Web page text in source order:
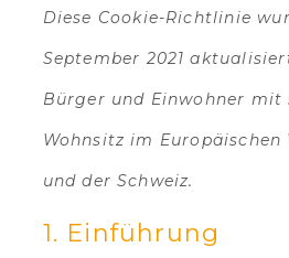
Diese Cookie-Richtlinie
September 2021
Bürger und Einwohner mit
Wohnsitz im
und der Schweiz.
1. Einführung